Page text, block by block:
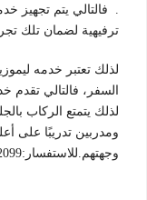
. فالتالي يتم تجهيز
ترفيهية لضمان تلك
لذلك تعتبر خدمه
السفر، فالتالي تقدم
لذلك يتمتع الركاب
ومدربين تدريبًا على
وجهتهم.للاستفسار:0109972099